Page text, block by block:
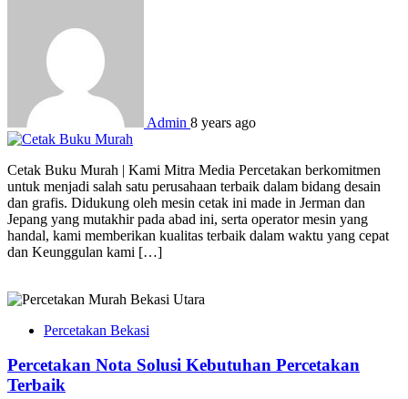
Admin 8 years ago
Cetak Buku Murah | Kami Mitra Media Percetakan berkomitmen
untuk menjadi salah satu perusahaan terbaik dalam bidang desain
dan grafis. Didukung oleh mesin cetak ini made in Jerman dan
Jepang yang mutakhir pada abad ini, serta operator mesin yang
handal, kami memberikan kualitas terbaik dalam waktu yang cepat
dan Keunggulan kami […]
Percetakan Bekasi
Percetakan Nota Solusi Kebutuhan Percetakan
Terbaik